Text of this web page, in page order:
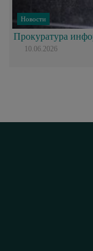
Новости
Прокуратура
10.06.2026